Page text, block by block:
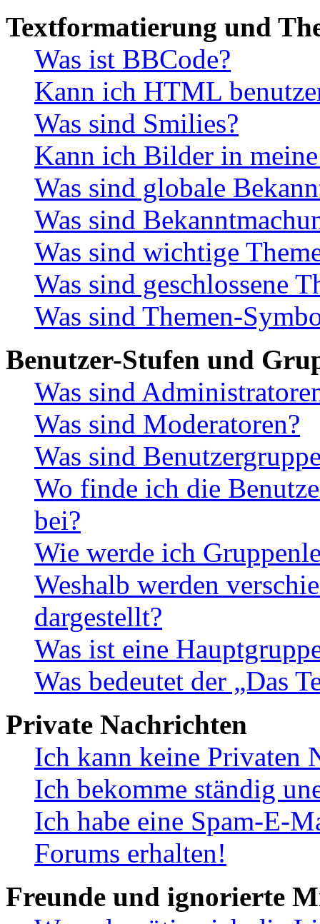
Textformatierung und
Was ist BBCode?
Kann ich HTML
Was sind Smilies?
Kann ich Bilder in
Was sind globale
Was sind
Was sind wichtige
Was sind geschlossene
Was sind Themen-
Benutzer-Stufen und
Was sind
Was sind Moderatoren?
Was sind
Wo finde ich die
bei?
Wie werde ich
Weshalb werden
dargestellt?
Was ist eine
Was bedeutet der „Das
Private Nachrichten
Ich kann keine Privaten
Ich bekomme ständig
Ich habe eine Spam-E-
Forums erhalten!
Freunde und ignorierte